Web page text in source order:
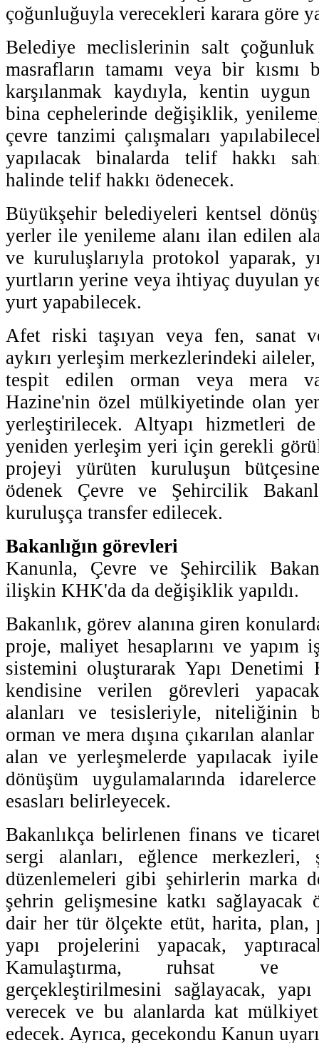
çoğunluğuyla verecekleri karara göre
Belediye meclislerinin salt
masrafların tamamı veya bir kısmı
karşılanmak kaydıyla, kentin uygun
bina cephelerinde değişiklik,
çevre tanzimi çalışmaları
yapılacak binalarda telif hakkı
halinde telif hakkı ödenecek.
Büyükşehir belediyeleri kentsel
yerler ile yenileme alanı ilan edilen
ve kuruluşlarıyla protokol yaparak,
yurtların yerine veya ihtiyaç duyulan
yurt yapabilecek.
Afet riski taşıyan veya fen, sanat
aykırı yerleşim merkezlerindeki
tespit edilen orman veya mera
Hazine'nin özel mülkiyetinde olan
yerleştirilecek. Altyapı hizmetleri
yeniden yerleşim yeri için gerekli
projeyi yürüten kuruluşun
ödenek Çevre ve Şehircilik
kuruluşça transfer edilecek.
Bakanlığın görevleri
Kanunla, Çevre ve Şehircilik
ilişkin KHK'da da değişiklik yapıldı.
Bakanlık, görev alanına giren
proje, maliyet hesaplarını ve yapım
sistemini oluşturarak Yapı Denetimi
kendisine verilen görevleri
alanları ve tesisleriyle, niteliğinin
orman ve mera dışına çıkarılan
alan ve yerleşmelerde yapılacak
dönüşüm uygulamalarında
esasları belirleyecek.
Bakanlıkça belirlenen finans ve
sergi alanları, eğlence
düzenlemeleri gibi şehirlerin marka
şehrin gelişmesine katkı sağlayacak
dair her tür ölçekte etüt, harita, plan,
yapı projelerini yapacak,
Kamulaştırma, ruhsat ve
gerçekleştirilmesini sağlayacak,
verecek ve bu alanlarda kat
edecek. Ayrıca, gecekondu Kanun